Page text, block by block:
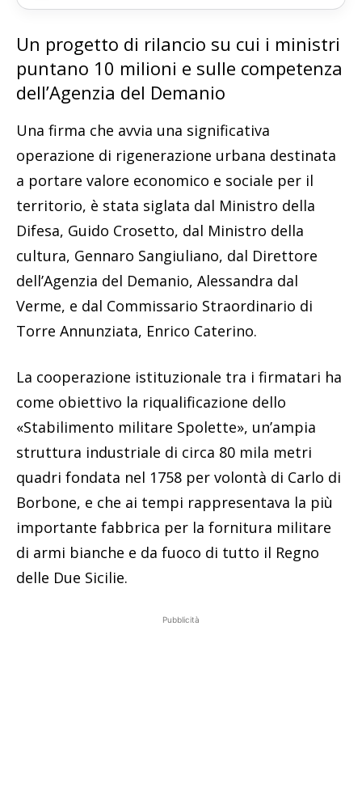
Un progetto di rilancio su cui i ministri
puntano 10 milioni e sulle competenza
dell’Agenzia del Demanio
Una firma che avvia una significativa
operazione di rigenerazione urbana destinata
a portare valore economico e sociale per il
territorio, è stata siglata dal Ministro della
Difesa, Guido Crosetto, dal Ministro della
cultura, Gennaro Sangiuliano, dal Direttore
dell’Agenzia del Demanio, Alessandra dal
Verme, e dal Commissario Straordinario di
Torre Annunziata, Enrico Caterino.
La cooperazione istituzionale tra i firmatari ha
come obiettivo la riqualificazione dello
«Stabilimento militare Spolette», un’ampia
struttura industriale di circa 80 mila metri
quadri fondata nel 1758 per volontà di Carlo di
Borbone, e che ai tempi rappresentava la più
importante fabbrica per la fornitura militare
di armi bianche e da fuoco di tutto il Regno
delle Due Sicilie.
Pubblicità